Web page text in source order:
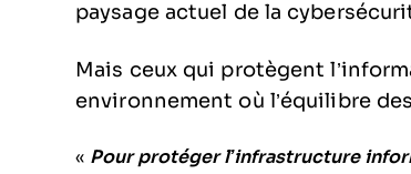
paysage actuel de la
Mais ceux qui protègent
environnement où l’équilibre
« Pour protéger l’infrastructure